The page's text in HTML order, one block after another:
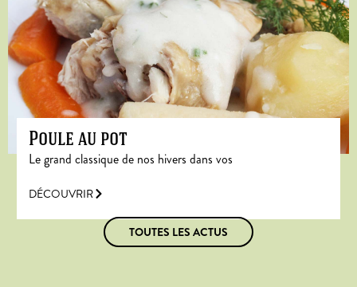
Poule au pot
Le grand classique de nos hivers dans vos
DÉCOUVRIR
TOUTES LES ACTUS